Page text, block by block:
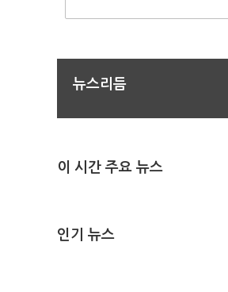
뉴스리듬
이 시간 주요 뉴스
인기 뉴스